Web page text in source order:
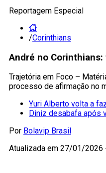
Reportagem Especial
/Corinthians
André no
Trajetória em Foco –
processo de afirmação no
Yuri Alberto volta a
Diniz desabafa após
Por Bolavip Brasil
Atualizada em 27/01/2026